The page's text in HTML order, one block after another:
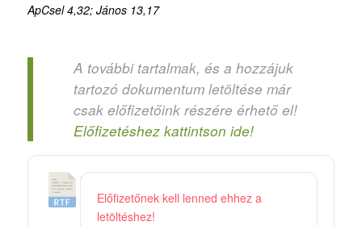
ApCsel 4,32; János 13,17
A további tartalmak, és a hozzájuk
tartozó dokumentum letöltése már
csak előfizetőink részére érhető el!
Előfizetéshez kattintson ide!
F
Előfizetőnek kell lenned ehhez a
letöltéshez!